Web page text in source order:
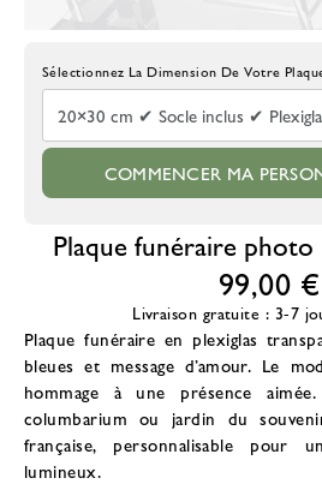
Choisissez La Taille De La Plaque
COMMENCER MA
Plaque funéraire
99,00 €
Livraison gratuite : 3-7
Plaque funéraire en plexiglas
bleues et message d’amour. Le
hommage à une présence
columbarium ou jardin du
française, personnalisable pour
lumineux.